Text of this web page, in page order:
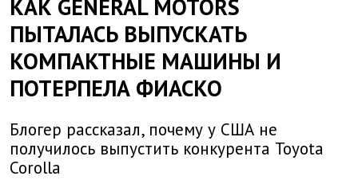
КАК GENERAL MOTORS
ПЫТАЛАСЬ ВЫПУСКАТЬ
КОМПАКТНЫЕ МАШИНЫ И
ПОТЕРПЕЛА ФИАСКО
Блогер рассказал, почему у США не
получилось выпустить конкурента Toyota
Corolla